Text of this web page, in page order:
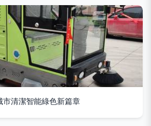
市清潔智能綠色新篇章